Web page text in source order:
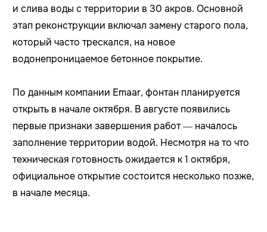
и слива воды с территории в 30 акров. Основной
этап реконструкции включал замену старого пола,
который часто трескался, на новое
водонепроницаемое бетонное покрытие.
По данным компании Emaar, фонтан планируется
открыть в начале октября. В августе появились
первые признаки завершения работ — началось
заполнение территории водой. Несмотря на то что
техническая готовность ожидается к 1 октября,
официальное открытие состоится несколько позже,
в начале месяца.